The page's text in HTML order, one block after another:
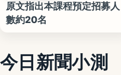
原文指出本課程預定招募人
數約20名
今日新聞小測